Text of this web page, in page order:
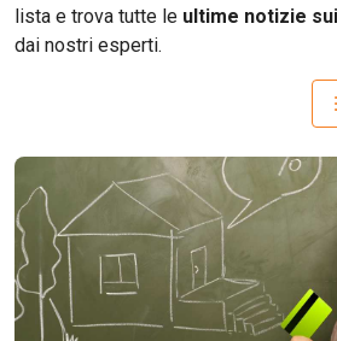
lista e trova tutte le ultime notizie
dai nostri esperti.